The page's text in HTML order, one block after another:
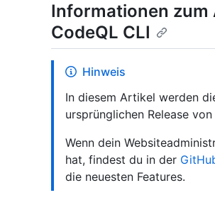
Informationen zum
CodeQL CLI
Hinweis
In diesem Artikel werden
ursprünglichen Release
Wenn dein
hat, findest du in der
die neuesten Features.